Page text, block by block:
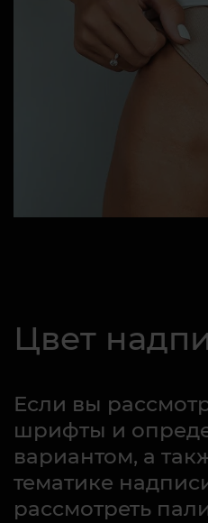
Цвет
Если вы
шрифты и
вариантом, а
тематике
рассмотреть